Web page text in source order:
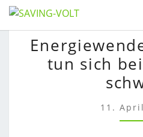
Skip
to
content
tun sich
11.